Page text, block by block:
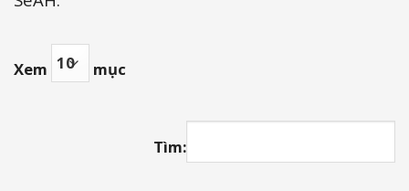
Xem mục
Tìm: